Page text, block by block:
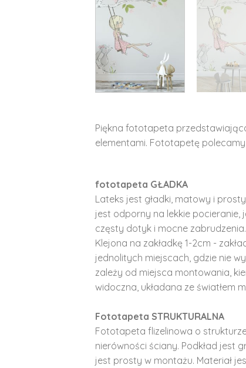
Piękna fototapeta
elementami. Fototapetę
fototapeta GŁADKA
Lateks jest gładki, matowy i
jest odporny na lekkie
częsty dotyk i mocne zabrudzenia.
Klejona na zakładkę 1-2cm -
jednolitych miejscach, gdzie nie
zależy od miejsca montowania,
widoczna, układana ze światłem
Fototapeta STRUKTURALNA
Fototapeta flizelinowa o
nierówności ściany. Podkład jest
jest prosty w montażu. Materiał